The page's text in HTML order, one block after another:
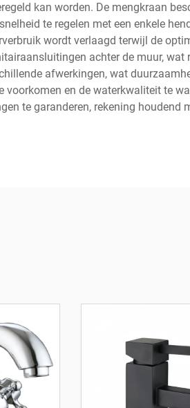
kan worden. De mengkraan
te regelen met een enkele
wordt verlaagd terwijl de
achter de muur, wat
afwerkingen, wat
en de waterkwaliteit te
te garanderen, rekening houdend